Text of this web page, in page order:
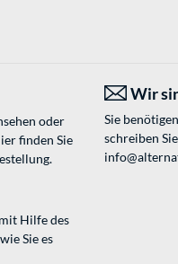
oder
finden Sie
Wir
Sie
schreiben
Hilfe des
Sie es